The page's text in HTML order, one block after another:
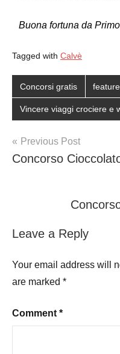
Buona fortuna da
Tagged with Calvè
Concorsi gratis
Vincere viaggi crociere e
Post
navigation
Previous Post
Concorso
Leave a Reply
Your email address will
are marked *
Comment *